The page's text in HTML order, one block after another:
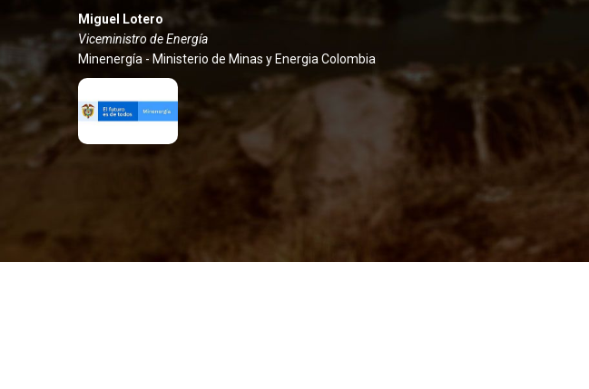
Miguel Lotero
Viceministro de Energía
Minenergía - Ministerio de Minas y Energia Colombia